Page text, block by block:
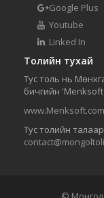
Google Plus
Youtube
Linked In
Толийн тухай
Тус толь нь
бичгийн 'Menksoft
www.Menksoft.com
Тус толийн